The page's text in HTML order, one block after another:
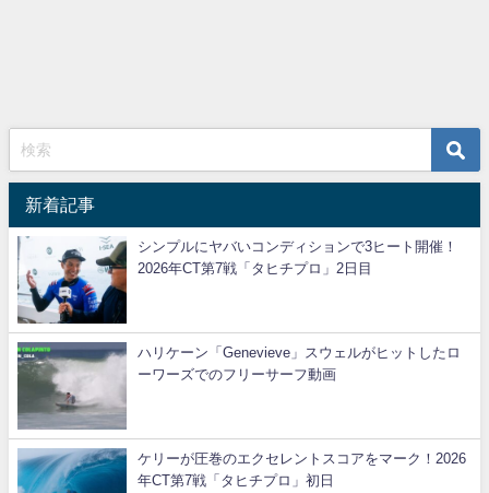
新着記事
シンプルにヤバいコンディションで3ヒート開催！
2026年CT第7戦「タヒチプロ」2日目
ハリケーン「Genevieve」スウェルがヒットしたロ
ーワーズでのフリーサーフ動画
ケリーが圧巻のエクセレントスコアをマーク！2026
年CT第7戦「タヒチプロ」初日